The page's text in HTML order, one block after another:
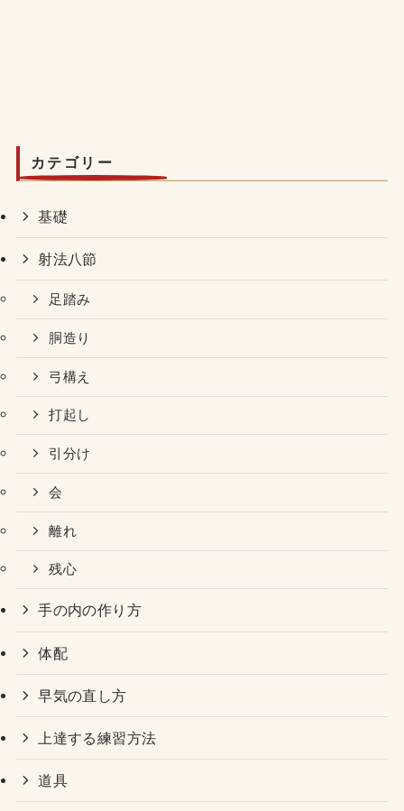
カテゴリー
基礎
射法八節
足踏み
胴造り
弓構え
打起し
引分け
会
離れ
残心
手の内の作り方
体配
早気の直し方
上達する練習方法
道具